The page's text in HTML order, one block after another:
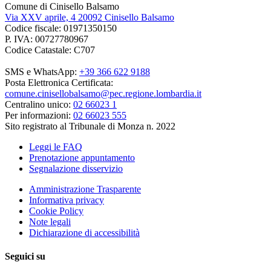
Comune di Cinisello Balsamo
Via XXV aprile, 4 20092 Cinisello Balsamo
Codice fiscale: 01971350150
P. IVA: 00727780967
Codice Catastale: C707
SMS e WhatsApp: +39 366 622 9188
Posta Elettronica Certificata:
comune.cinisellobalsamo@pec.regione.lombardia.it
Centralino unico: 02 66023 1
Per informazioni: 02 66023 555
Sito registrato al Tribunale di Monza n. 2022
Leggi le FAQ
Prenotazione appuntamento
Segnalazione disservizio
Amministrazione Trasparente
Informativa privacy
Cookie Policy
Note legali
Dichiarazione di accessibilità
Seguici su